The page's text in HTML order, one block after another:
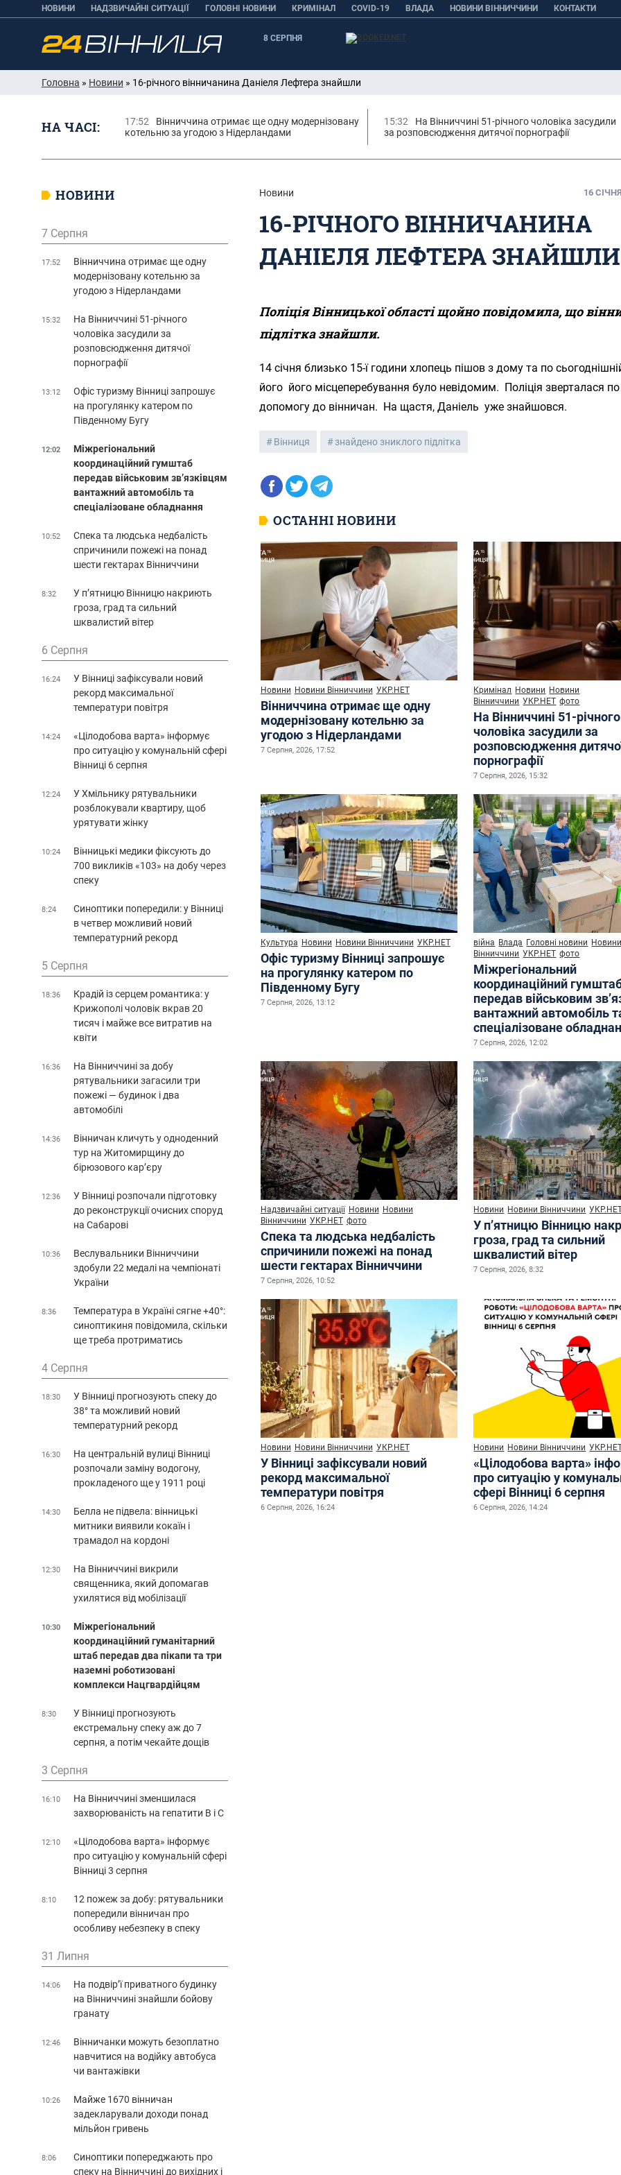
НОВИНИ НАДЗВИЧАЙНІ СИТУАЦІЇ ГОЛОВНІ НОВИНИ КРИМІНАЛ COVID-19 ВЛАДА НОВИНИ ВІННИЧЧИНИ КОНТАКТИ
8 СЕРПНЯ
Головна » Новини » 16-річного вінничанина Даніеля Лефтера знайшли
НА ЧАСІ: 17:52
Вінниччина отримає ще одну модернізовану
котельню за угодою з Нідерландами
15:32
На Вінниччині 51-річного чоловіка засудили
за розповсюдження дитячої порнографії
Новини 16
16-РІЧНОГО ВІННИЧАНИНА
ДАНІЕЛЯ ЛЕФТЕРА ЗНАЙШЛИ
Поліція Вінницької області щойно повідомила, що
підлітка знайшли.
14 січня близько 15-ї години хлопець пішов з дому та по
його його місцеперебування було невідомим. Поліція зверталася по
допомогу до вінничан. На щастя, Даніель уже знайшовся.
Вінниця знайдено зниклого підлітка
ОСТАННІ НОВИНИ
Новини Новини Вінниччини УКР.НЕТ
Вінниччина отримає ще одну
модернізовану котельню за
угодою з Нідерландами
7 Серпня, 2026, 17:52
Кримінал Новини Новини
Вінниччини УКР.НЕТ фото
На Вінниччині 51-річного
чоловіка засудили за
розповсюдження
порнографії
7 Серпня, 2026, 15:32
Культура Новини Новини Вінниччини УКР.НЕТ
Офіс туризму Вінниці запрошує
на прогулянку катером по
Південному Бугу
7 Серпня, 2026, 13:12
війна Влада Головні новини
Вінниччини УКР.НЕТ фото
Міжрегіональний
координаційний
передав військовим
вантажний автомобіль
спеціалізоване
7 Серпня, 2026, 12:02
Надзвичайні ситуації Новини Новини
Вінниччини УКР.НЕТ фото
Спека та людська недбалість
спричинили пожежі на понад
шести гектарах Вінниччини
7 Серпня, 2026, 10:52
Новини Новини Вінниччини
У п’ятницю Вінницю
гроза, град та сильний
шквалистий вітер
7 Серпня, 2026, 8:32
Новини Новини Вінниччини УКР.НЕТ
У Вінниці зафіксували новий
рекорд максимальної
температури повітря
6 Серпня, 2026, 16:24
Новини Новини Вінниччини
«Цілодобова варта»
про ситуацію у
сфері Вінниці 6 серпня
6 Серпня, 2026, 14:24
НОВИНИ
7 Серпня
17:52
Вінниччина отримає ще одну
модернізовану котельню за
угодою з Нідерландами
15:32
На Вінниччині 51-річного
чоловіка засудили за
розповсюдження дитячої
порнографії
13:12
Офіс туризму Вінниці запрошує
на прогулянку катером по
Південному Бугу
12:02
Міжрегіональний
координаційний гумштаб
передав військовим зв’язківцям
вантажний автомобіль та
спеціалізоване обладнання
10:52
Спека та людська недбалість
спричинили пожежі на понад
шести гектарах Вінниччини
8:32
У п’ятницю Вінницю накриють
гроза, град та сильний
шквалистий вітер
6 Серпня
16:24
У Вінниці зафіксували новий
рекорд максимальної
температури повітря
14:24
«Цілодобова варта» інформує
про ситуацію у комунальній сфері
Вінниці 6 серпня
12:24
У Хмільнику рятувальники
розблокували квартиру, щоб
урятувати жінку
10:24
Вінницькі медики фіксують до
700 викликів «103» на добу через
спеку
8:24
Синоптики попередили: у Вінниці
в четвер можливий новий
температурний рекорд
5 Серпня
18:36
Крадій із серцем романтика: у
Крижополі чоловік вкрав 20
тисяч і майже все витратив на
квіти
16:36
На Вінниччині за добу
рятувальники загасили три
пожежі — будинок і два
автомобілі
14:36
Вінничан кличуть у одноденний
тур на Житомирщину до
бірюзового кар’єру
12:36
У Вінниці розпочали підготовку
до реконструкції очисних споруд
на Сабарові
10:36
Веслувальники Вінниччини
здобули 22 медалі на чемпіонаті
України
8:36
Температура в Україні сягне +40°:
синоптикиня повідомила, скільки
ще треба протриматись
4 Серпня
18:30
У Вінниці прогнозують спеку до
38° та можливий новий
температурний рекорд
16:30
На центральній вулиці Вінниці
розпочали заміну водогону,
прокладеного ще у 1911 році
14:30
Белла не підвела: вінницькі
митники виявили кокаїн і
трамадол на кордоні
12:30
На Вінниччині викрили
священника, який допомагав
ухилятися від мобілізації
10:30
Міжрегіональний
координаційний гуманітарний
штаб передав два пікапи та три
наземні роботизовані
комплекси Нацгвардійцям
8:30
У Вінниці прогнозують
екстремальну спеку аж до 7
серпня, а потім чекайте дощів
3 Серпня
16:10
На Вінниччині зменшилася
захворюваність на гепатити В і С
12:10
«Цілодобова варта» інформує
про ситуацію у комунальній сфері
Вінниці 3 серпня
8:10
12 пожеж за добу: рятувальники
попередили вінничан про
особливу небезпеку в спеку
31 Липня
14:06
На подвір’ї приватного будинку
на Вінниччині знайшли бойову
гранату
12:46
Вінничанки можуть безоплатно
навчитися на водійку автобуса
чи вантажівки
10:26
Майже 1670 вінничан
задекларували доходи понад
мільйон гривень
8:06
Синоптики попереджають про
спеку на Вінниччині до вихідних і